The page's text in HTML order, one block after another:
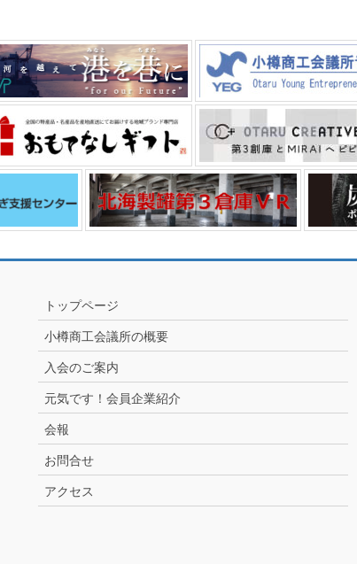
トップページ
小樽商工会議所の概要
入会のご案内
元気です！会員企業紹介
会報
お問合せ
アクセス